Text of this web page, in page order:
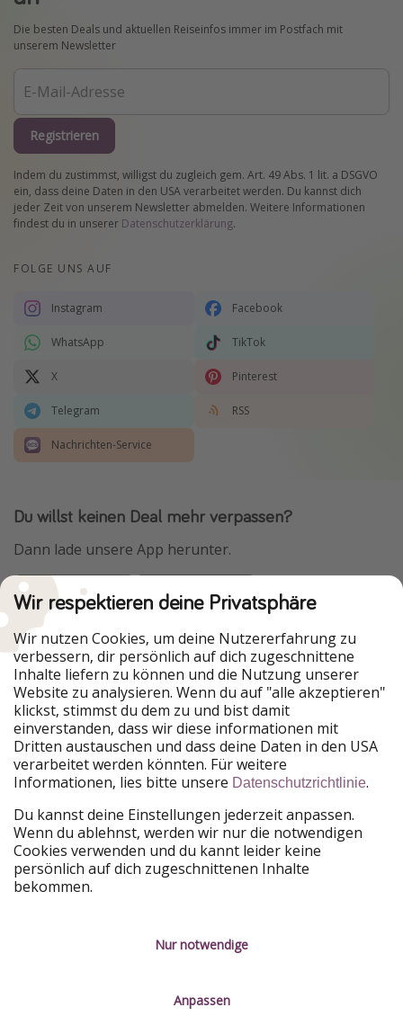
Die besten Deals und aktuellen Reiseinfos immer im Postfach mit
unserem Newsletter
Registrieren
Indem du zustimmst, willigst du zugleich gem. Art. 49 Abs. 1 lit. a DSGVO
ein, dass deine Daten in den USA verarbeitet werden. Du kannst dich
jeder Zeit von unserem Newsletter abmelden. Weitere Informationen
findest du in unserer Datenschutzerklärung.
FOLGE UNS AUF
Instagram Facebook
WhatsApp TikTok
X Pinterest
Telegram RSS
Nachrichten-Service
Du willst keinen Deal mehr verpassen?
Dann lade unsere App herunter.
Urlaubspiraten ist Teil der HolidayPirates Group
Unsere Märkte
PiratinViaggio
HolidayPirates
VakantiePiraten
WakacyjniPiraci
VoyagesPirates
Ferienpiraten
Urlaubspiraten
ViajerosPiratas
TravelPirates
HolidayPirates Group
Lerne uns kennen
Über uns
Rechtliches
Kontakt
Wir respektieren deine Privatsphäre
Wir nutzen Cookies, um deine Nutzererfahrung zu
verbessern, dir persönlich auf dich zugeschnittene
Inhalte liefern zu können und die Nutzung unserer
Website zu analysieren. Wenn du auf "alle akzeptieren"
klickst, stimmst du dem zu und bist damit
einverstanden, dass wir diese informationen mit
Dritten austauschen und dass deine Daten in den USA
verarbeitet werden könnten. Für weitere
Informationen, lies bitte unsere Datenschutzrichtlinie.
Du kannst deine Einstellungen jederzeit anpassen.
Wenn du ablehnst, werden wir nur die notwendigen
Cookies verwenden und du kannt leider keine
persönlich auf dich zugeschnittenen Inhalte
bekommen.
Nur notwendige
Anpassen